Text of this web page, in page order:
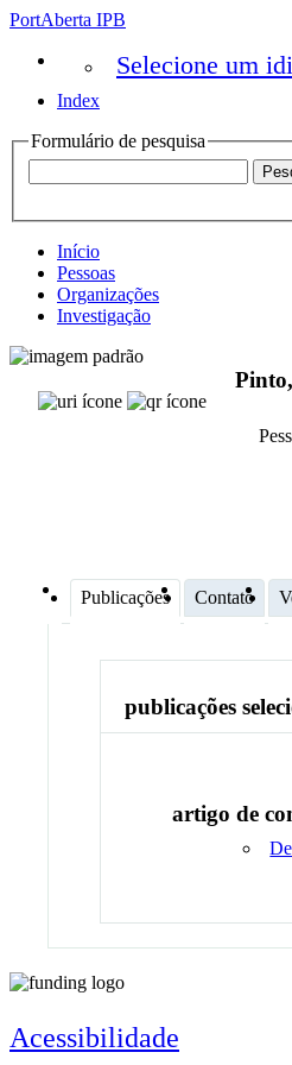
PortAberta IPB
Selecione um
Index
Formulário de pesquisa
Início
Pessoas
Organizações
Investigação
Publicações Contato
publicações
artigo de
Acessibilidade